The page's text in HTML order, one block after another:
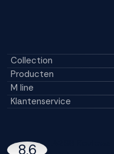
Collection
Producten
M line
Klantenservice
8,6